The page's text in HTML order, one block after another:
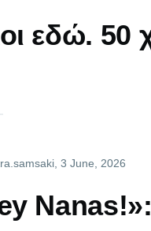
εδώ. 50
, 3 June, 2026